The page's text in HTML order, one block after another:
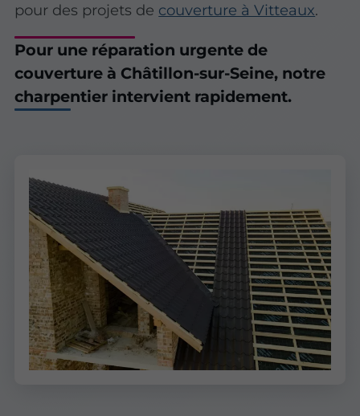
pour des projets de couverture à Vitteaux.
Pour une réparation urgente de
couverture à Châtillon-sur-Seine, notre
charpentier intervient rapidement.